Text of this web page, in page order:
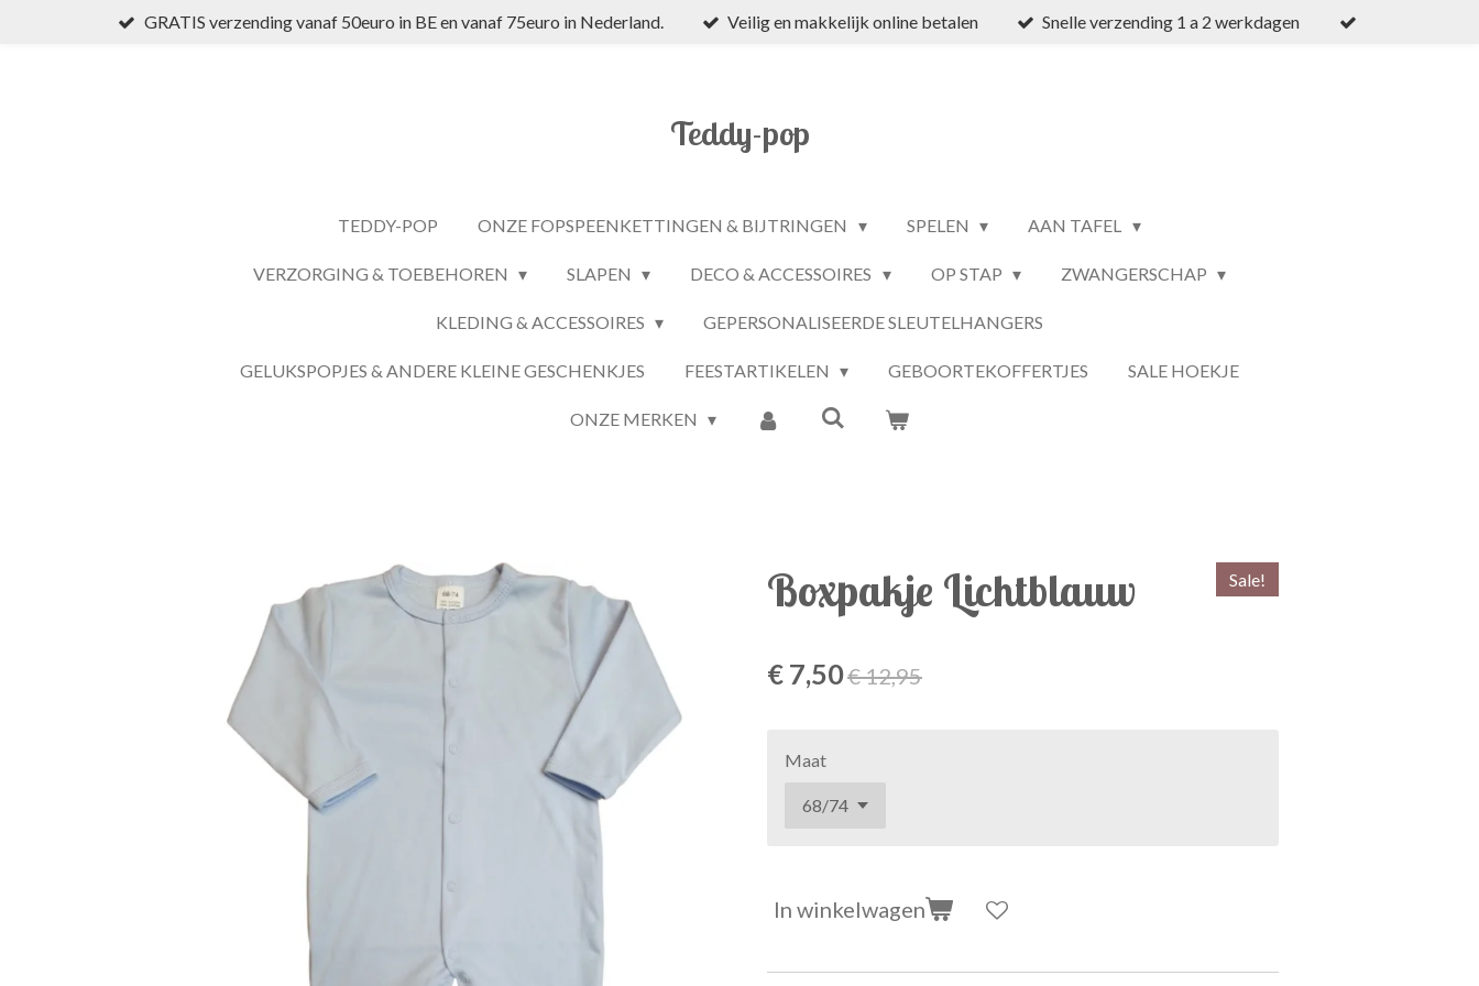
GRATIS verzending vanaf 50euro in BE en vanaf 75euro in Nederland. Veilig en makkelijk online betalen Snelle verzending 1 a 2 werkdagen
Teddy-pop
TEDDY-POP ONZE FOPSPEENKETTINGEN & BIJTRINGEN SPELEN AAN TAFEL
VERZORGING & TOEBEHOREN SLAPEN DECO & ACCESSOIRES OP STAP ZWANGERSCHAP
KLEDING & ACCESSOIRES GEPERSONALISEERDE SLEUTELHANGERS
GELUKSPOPJES & ANDERE KLEINE GESCHENKJES FEESTARTIKELEN GEBOORTEKOFFERTJES SALE HOEKJE
ONZE MERKEN
Boxpakje Lichtblauw Sale!
€ 7,50€ 12,95
Maat
In winkelwagen